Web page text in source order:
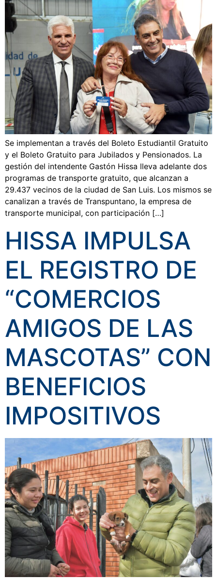
Se implementan a través del Boleto Estudiantil Gratuito
y el Boleto Gratuito para Jubilados y Pensionados. La
gestión del intendente Gastón Hissa lleva adelante dos
programas de transporte gratuito, que alcanzan a
29.437 vecinos de la ciudad de San Luis. Los mismos se
canalizan a través de Transpuntano, la empresa de
transporte municipal, con participación […]
HISSA IMPULSA
EL REGISTRO DE
“COMERCIOS
AMIGOS DE LAS
MASCOTAS” CON
BENEFICIOS
IMPOSITIVOS